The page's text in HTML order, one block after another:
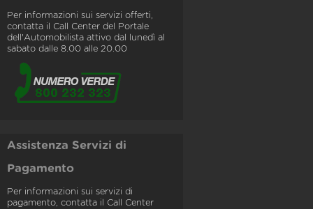
Per informazioni sui servizi offerti,
contatta il Call Center del Portale
dell'Automobilista attivo dal lunedì al
sabato dalle 8.00 alle 20.00
Assistenza Servizi di
Pagamento
Per informazioni sui servizi di
pagamento, contatta il Call Center